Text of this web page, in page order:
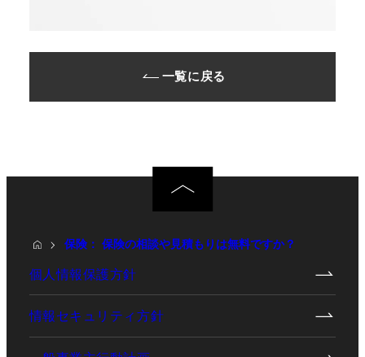
一覧に戻る
保険： 保険の相談や見積もりは無料ですか？
個人情報保護方針
情報セキュリティ方針